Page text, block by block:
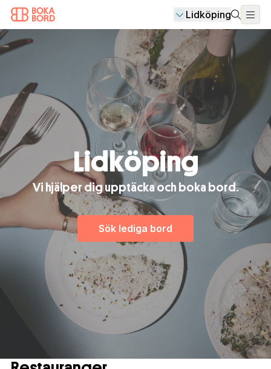
Lidköping
Lidköping
Vi hjälper dig upptäcka och boka bord.
Sök lediga bord